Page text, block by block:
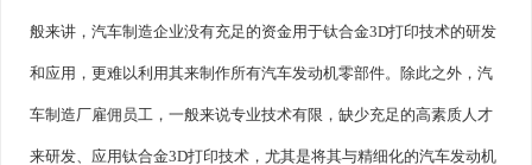
般来讲，汽车制造企业没有充足的资金用于钛合金3D打印技术的研发
和应用，更难以利用其来制作所有汽车发动机零部件。除此之外，汽
车制造厂雇佣员工，一般来说专业技术有限，缺少充足的高素质人才
来研发、应用钛合金3D打印技术，尤其是将其与精细化的汽车发动机